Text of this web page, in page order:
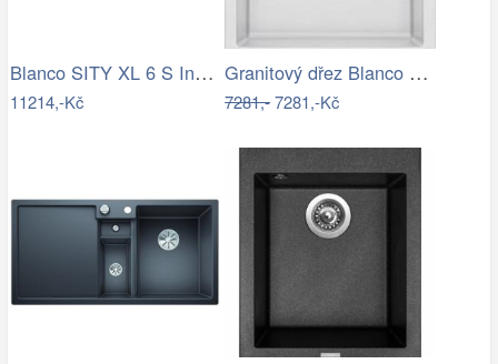
Blanco SITY XL 6 S InFino Silgranit…
11214,-Kč
Granitový dřez Blanco DALAGO 45 bílá s…
7281,-7281,-Kč